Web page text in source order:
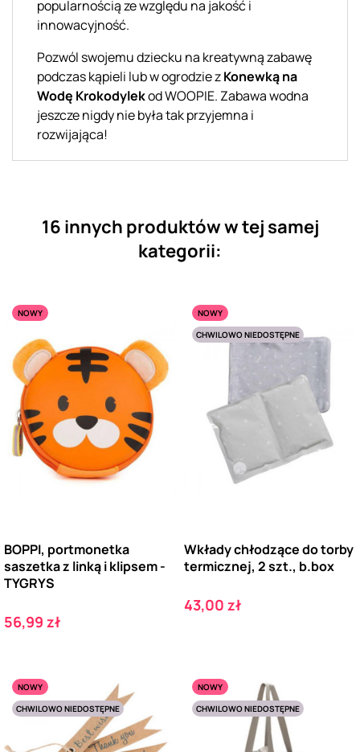
popularnością ze względu na jakość i
innowacyjność.
Pozwól swojemu dziecku na kreatywną zabawę
podczas kąpieli lub w ogrodzie zKonewką na
Wodę Krokodylekod WOOPIE. Zabawa wodna
jeszcze nigdy nie była tak przyjemna i
rozwijająca!
16 innych produktów w tej samej
kategorii:
NOWY
BOPPI, portmonetka
saszetka z linką i klipsem -
TYGRYS
Cena
56,99 zł
NOWY
CHWILOWO NIEDOSTĘPNE
Wkłady chłodzące do torby
termicznej, 2 szt., b.box
Cena
43,00 zł
NOWY
CHWILOWO NIEDOSTĘPNE
NOWY
CHWILOWO NIEDOSTĘPNE